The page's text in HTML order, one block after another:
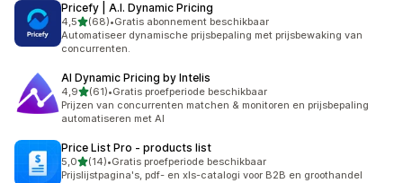
Pricefy | A.I. Dynamic Pricing
4,5van 5 sterren
(68)
68 recensies in totaal
•Gratis abonnement beschikbaar
Automatiseer dynamische prijsbepaling met prijsbewaking van
concurrenten.
AI Dynamic Pricing by Intelis
4,9van 5 sterren
(61)
61 recensies in totaal
•Gratis proefperiode beschikbaar
Prijzen van concurrenten matchen & monitoren en prijsbepaling
automatiseren met AI
Price List Pro ‑ products list
5,0van 5 sterren
(14)
14 recensies in totaal
•Gratis proefperiode beschikbaar
Prijslijstpagina's, pdf- en xls-catalogi voor B2B en groothandel